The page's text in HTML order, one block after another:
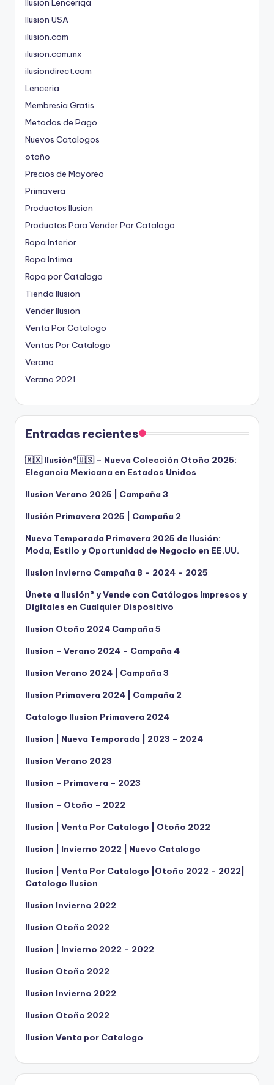
Ilusion USA
ilusion.com
ilusion.com.mx
ilusiondirect.com
Lenceria
Membresia Gratis
Metodos de Pago
Nuevos Catalogos
otoño
Precios de Mayoreo
Primavera
Productos Ilusion
Productos Para Vender Por Catalogo
Ropa Interior
Ropa Intima
Ropa por Catalogo
Tienda Ilusion
Vender Ilusion
Venta Por Catalogo
Ventas Por Catalogo
Verano
Verano 2021
Entradas recientes
🇲🇽 Ilusión®️🇺🇸 – Nueva Colección Otoño 2025:
Elegancia Mexicana en Estados Unidos
Ilusion Verano 2025 | Campaña 3
Ilusión Primavera 2025 | Campaña 2
Nueva Temporada Primavera 2025 de Ilusión:
Moda, Estilo y Oportunidad de Negocio en EE.UU.
Ilusion Invierno Campaña 8 – 2024 – 2025
Únete a Ilusión® y Vende con Catálogos Impresos y
Digitales en Cualquier Dispositivo
Ilusion Otoño 2024 Campaña 5
Ilusion – Verano 2024 – Campaña 4
Ilusion Verano 2024 | Campaña 3
Ilusion Primavera 2024 | Campaña 2
Catalogo Ilusion Primavera 2024
Ilusion | Nueva Temporada | 2023 – 2024
Ilusion Verano 2023
Ilusion – Primavera – 2023
Ilusion – Otoño – 2022
Ilusion | Venta Por Catalogo | Otoño 2022
Ilusion | Invierno 2022 | Nuevo Catalogo
Ilusion | Venta Por Catalogo |Otoño 2022 – 2022|
Catalogo Ilusion
Ilusion Invierno 2022
Ilusion Otoño 2022
Ilusion | Invierno 2022 – 2022
Ilusion Otoño 2022
Ilusion Invierno 2022
Ilusion Otoño 2022
Ilusion Venta por Catalogo